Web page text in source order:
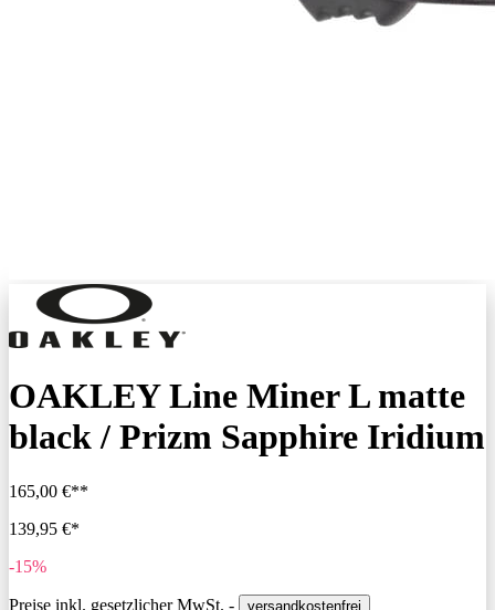
OAKLEY Line Miner L matte
black / Prizm Sapphire Iridium
165,00 €**
139,95 €*
-15%
Preise inkl. gesetzlicher MwSt. - versandkostenfrei